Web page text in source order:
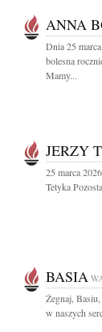
ANNA
Dnia 25
bolesna
Mamy...
JERZY
25 marca
Tetyka
BASIA
Żegnaj, Basiu,
w naszych